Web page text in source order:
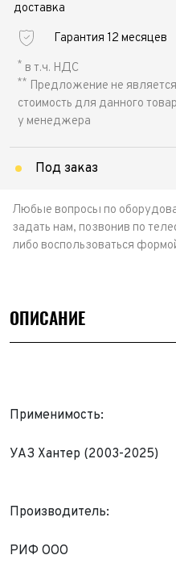
доставка
Гарантия 12 месяцев
* в т.ч. НДС
** Предложение не
стоимость для данного
у менеджера
Под заказ
Любые вопросы по
задать нам, позвонив по
либо воспользоваться
ОПИСАНИЕ
Применимость:
УАЗ Хантер (2003-2025)
Производитель:
РИФ ООО
ФИО*